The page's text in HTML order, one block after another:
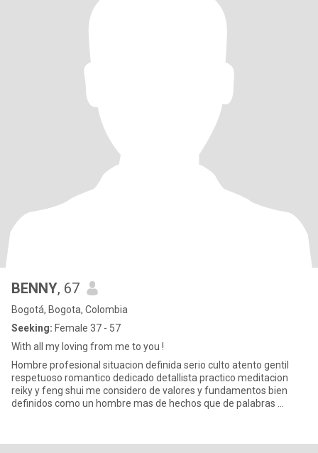
BENNY, 67
Bogotá, Bogota, Colombia
Seeking: Female 37 - 57
With all my loving from me to you !
Hombre profesional situacion definida serio culto atento gentil
respetuoso romantico dedicado detallista practico meditacion
reiky y feng shui me considero de valores y fundamentos bien
definidos como un hombre mas de hechos que de palabras ...